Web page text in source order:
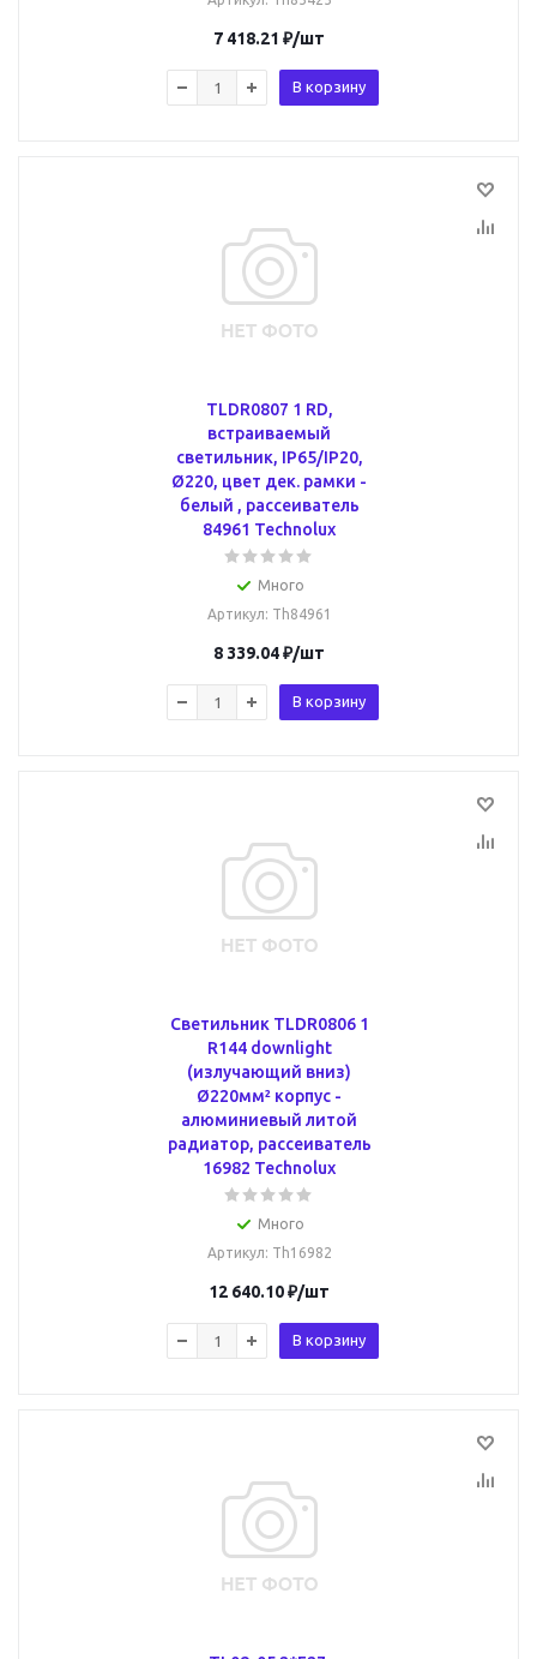
7 418.21 ₽/шт
В корзину
TLDR0807 1 RD,
встраиваемый
светильник, IP65/IP20,
Ø220, цвет дек. рамки -
белый , рассеиватель
84961 Technolux
Много
Артикул: Th84961
8 339.04₽/шт
В корзину
Светильник TLDR0806 1
R144 downlight
(излучающий вниз)
Ø220мм² корпус -
алюминиевый литой
радиатор, рассеиватель
16982 Technolux
Много
Артикул: Th16982
12 640.10₽/шт
В корзину